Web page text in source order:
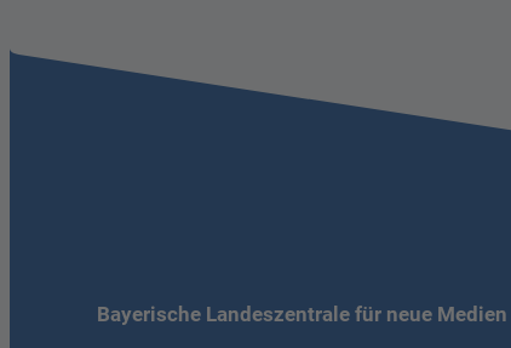
Bayerische Landeszentrale für neue Medien